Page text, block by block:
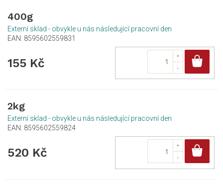
400g
Externí sklad - obvykle u nás následující pracovní den
EAN: 8595602559831
155 Kč
2kg
Externí sklad - obvykle u nás následující pracovní den
EAN: 8595602559824
520 Kč